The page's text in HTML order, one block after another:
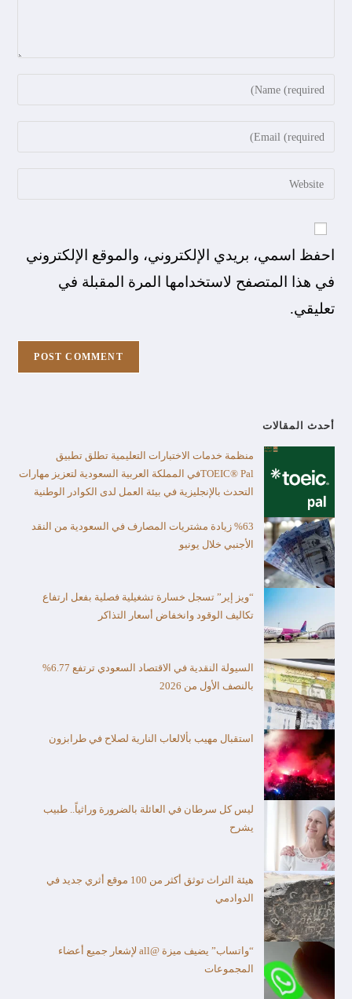
احفظ اسمي، بريدي الإلكتروني، والموقع الإلكتروني
في هذا المتصفح لاستخدامها المرة المقبلة في
تعليقي.
أحدث المقالات
منظمة خدمات الاختبارات التعليمية تطلق تطبيق
TOEIC® Palفي المملكة العربية السعودية لتعزيز مهارات
التحدث بالإنجليزية في بيئة العمل لدى الكوادر الوطنية
%63 زيادة مشتريات المصارف في السعودية من النقد
الأجنبي خلال يونيو
“ويز إير” تسجل خسارة تشغيلية فصلية بفعل ارتفاع
تكاليف الوقود وانخفاض أسعار التذاكر
السيولة النقدية في الاقتصاد السعودي ترتفع 6.77%
بالنصف الأول من 2026
استقبال مهيب بألالعاب النارية لصلاح في طرابزون
ليس كل سرطان في العائلة بالضرورة وراثياً.. طبيب
يشرح
هيئة التراث توثق أكثر من 100 موقع أثري جديد في
الدوادمي
“واتساب” يضيف ميزة @all لإشعار جميع أعضاء
المجموعات